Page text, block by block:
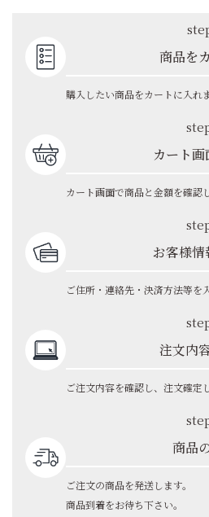
商品を
購入したい商品をカートに入れま
カート
カート画面で商品と金額を確認し
お客様情
ご住所・連絡先・決済方法等を
注文内
ご注文内容を確認し、注文確定
商品
ご注文の商品を発送します。
商品到着をお待ち下さい。